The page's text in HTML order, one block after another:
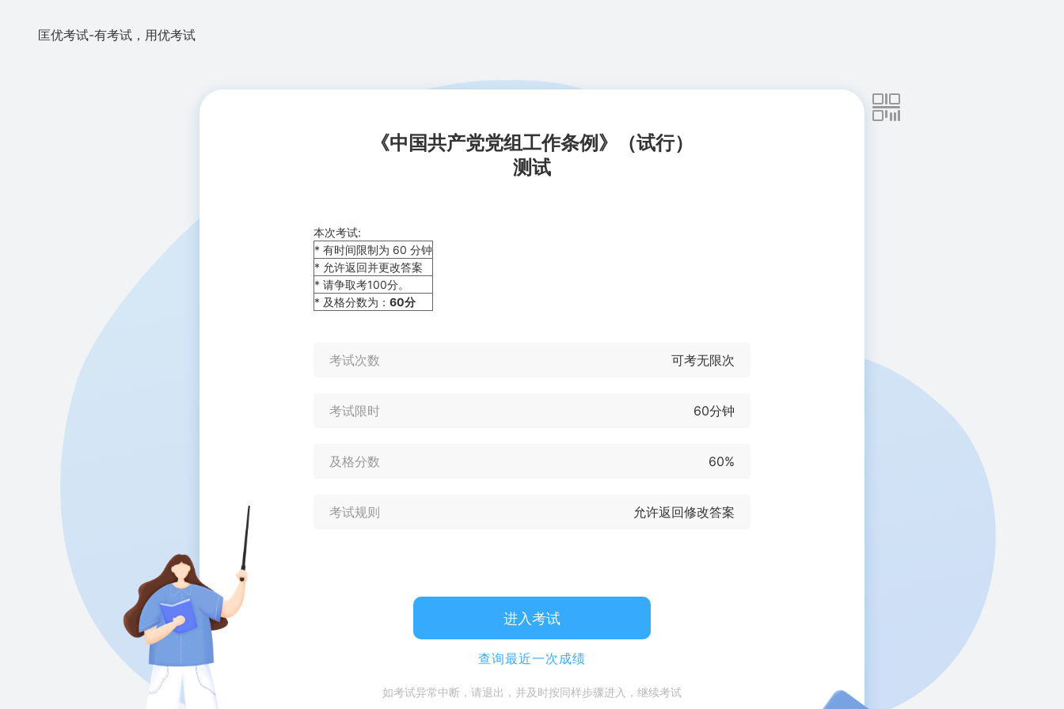
匡优考试-有考试，用优考试
《中国共产党党组工作条例》（试行）
测试
本次考试:
* 有时间限制为 60 分钟
* 允许返回并更改答案
* 请争取考100分。
* 及格分数为： 60分
考试次数 可考无限次
考试限时 60分钟
及格分数 60%
考试规则 允许返回修改答案
进入考试
查询最近一次成绩
如考试异常中断，请退出，并及时按同样步骤进入，继续考试